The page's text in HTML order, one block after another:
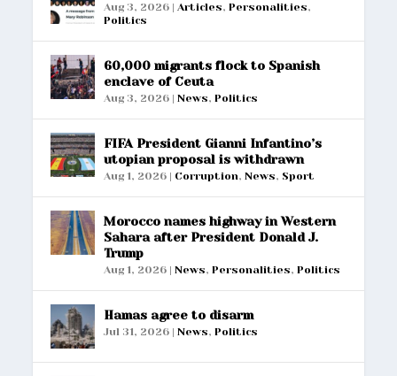
Aug 3, 2026 |Articles,Personalities,
Politics
60,000 migrants flock to Spanish
enclave of Ceuta
Aug 3, 2026 |News,Politics
FIFA President Gianni Infantino’s
utopian proposal is withdrawn
Aug 1, 2026 | Corruption,News, Sport
Morocco names highway in Western
Sahara after President Donald J.
Trump
Aug 1, 2026 |News,Personalities,Politics
Hamas agree to disarm
Jul 31, 2026 |News,Politics